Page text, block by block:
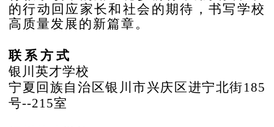
的行动回应家长和社会的期待，书写学校
高质量发展的新篇章。
联系方式
银川英才学校
宁夏回族自治区银川市兴庆区进宁北街185
号--215室